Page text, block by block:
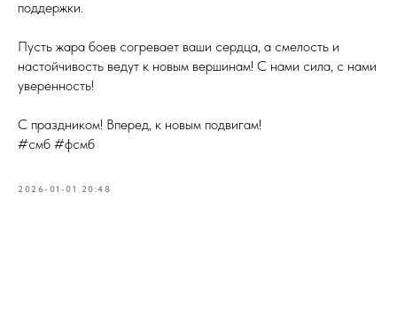
поддержки.
Пусть жара боев согревает ваши сердца, а смелость и
настойчивость ведут к новым вершинам! С нами сила, с нами
уверенность!
С праздником! Вперед, к новым подвигам!
#смб #фсмб
2026-01-01 20:48